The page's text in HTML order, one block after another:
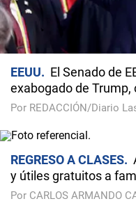
EEUU
El Senado de
exabogado de Trump,
Por REDACCIÓN/Diario
REGRESO A CLASES
y útiles gratuitos a
Por CARLOS ARMANDO